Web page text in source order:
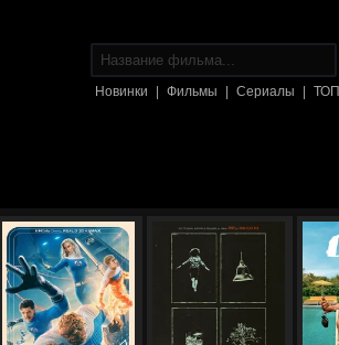
Новинки Фильмы Сериалы